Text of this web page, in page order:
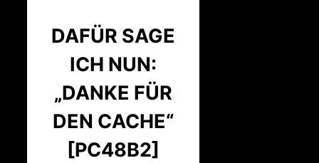
DAFÜR SAGE
ICH NUN:
„DANKE FÜR
DEN CACHE“
[PC48B2]